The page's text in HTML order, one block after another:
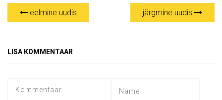
eelmine uudis järgmine uudis
LISA KOMMENTAAR